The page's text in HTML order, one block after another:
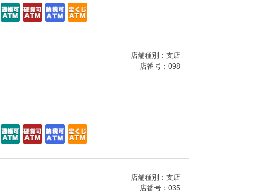
店舗種別：支店
店番号：098
店舗種別：支店
店番号：035